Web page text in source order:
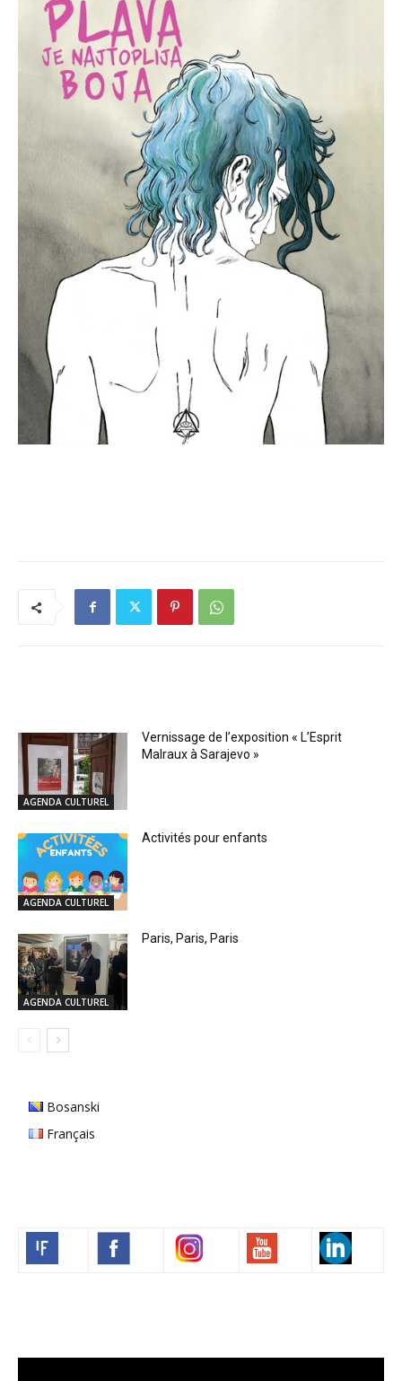
AGENDA CULTUREL
Vernissage de l’exposition « L’Esprit
Malraux à Sarajevo »
AGENDA CULTUREL
Activités pour enfants
AGENDA CULTUREL
Paris, Paris, Paris
Bosanski
Français